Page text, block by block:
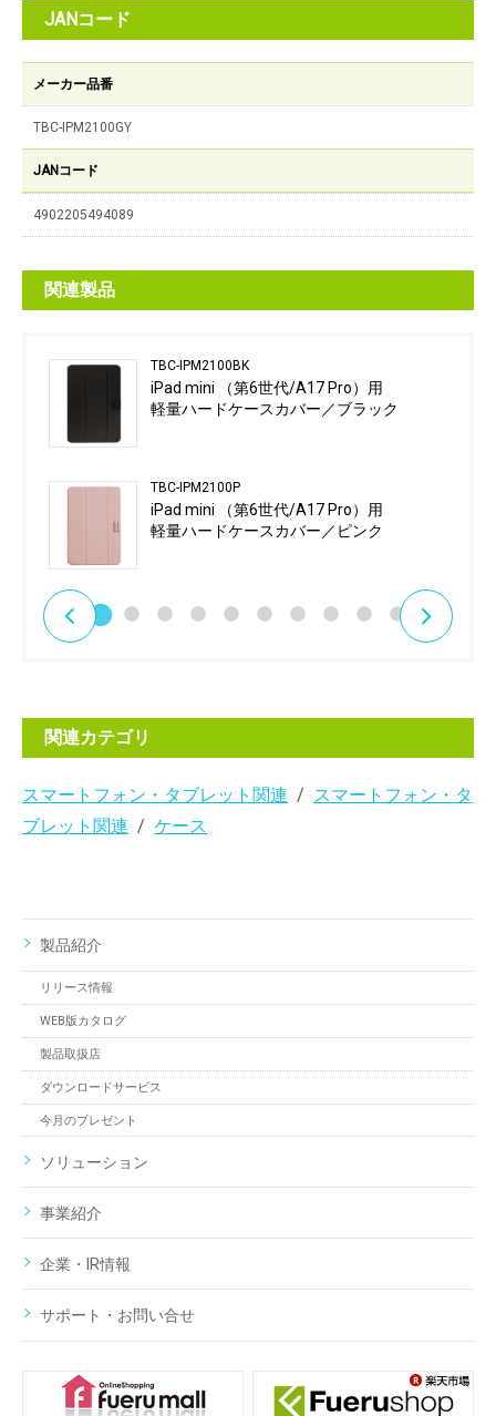
JANコード
メーカー品番
TBC-IPM2100GY
JANコード
4902205494089
関連製品
TBC-IPM2100BK
iPad mini （第6世代/A17 Pro）用
軽量ハードケースカバー／ブラック
TBC-IPM2100P
iPad mini （第6世代/A17 Pro）用
軽量ハードケースカバー／ピンク
関連カテゴリ
スマートフォン・タブレット関連
スマートフォン・タ
ブレット関連
ケース
製品紹介
リリース情報
WEB版カタログ
製品取扱店
ダウンロードサービス
今月のプレゼント
ソリューション
事業紹介
企業・IR情報
サポート・お問い合せ